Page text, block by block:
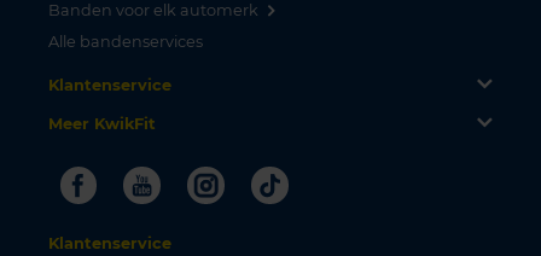
Banden voor elk automerk
Alle bandenservices
Klantenservice
Meer KwikFit
FacebookYoutubeInstagram
Tiktok
Klantenservice